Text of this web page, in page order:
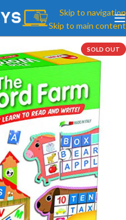
Skip to navigation
Skip to main content
SOLD OUT